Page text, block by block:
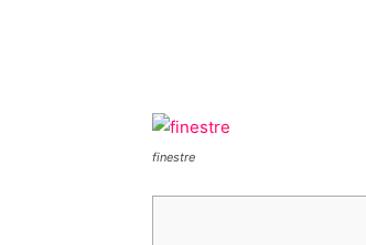
finestre